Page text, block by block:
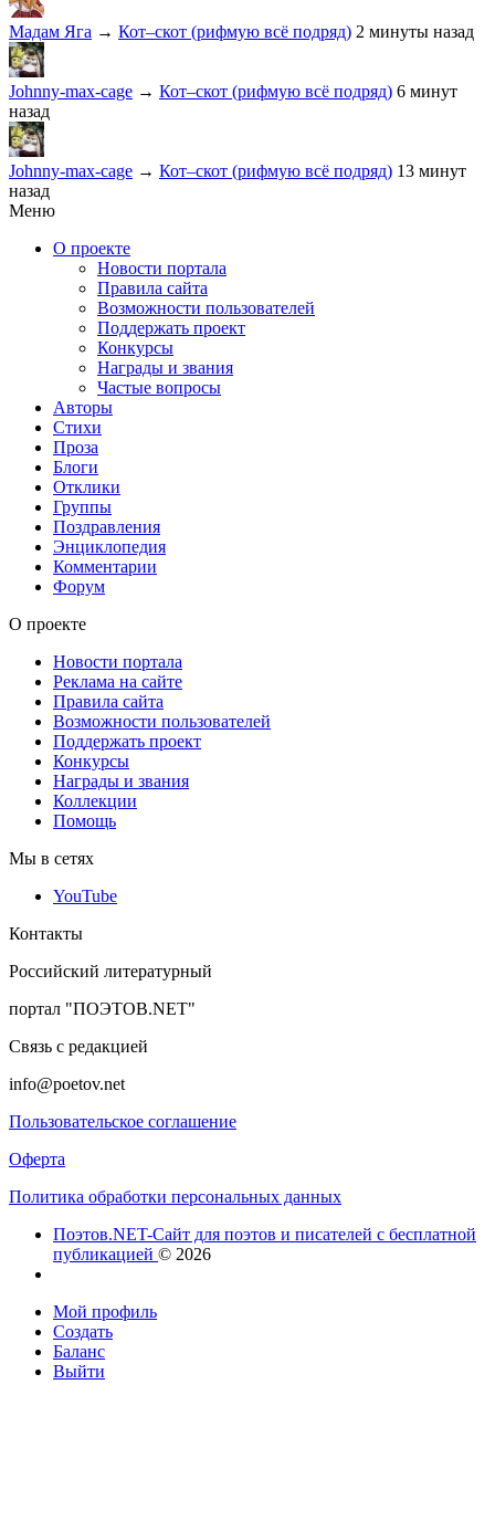
Мадам Яга → Кот–скот (рифмую всё подряд) 2 минуты назад
Johnny-max-cage → Кот–скот (рифмую всё подряд) 6 минут
назад
Johnny-max-cage → Кот–скот (рифмую всё подряд) 13 минут
назад
Меню
О проекте
Новости портала
Правила сайта
Возможности пользователей
Поддержать проект
Конкурсы
Награды и звания
Частые вопросы
Авторы
Стихи
Проза
Блоги
Отклики
Группы
Поздравления
Энциклопедия
Комментарии
Форум
О проекте
Новости портала
Реклама на сайте
Правила сайта
Возможности пользователей
Поддержать проект
Конкурсы
Награды и звания
Коллекции
Помощь
Мы в сетях
YouTube
Контакты
Российский литературный
портал "ПОЭТОВ.NET"
Связь с редакцией
info@poetov.net
Пользовательское соглашение
Оферта
Политика обработки персональных данных
Поэтов.NET-Сайт для поэтов и писателей с бесплатной
публикацией © 2026
Мой профиль
Создать
Баланс
Выйти